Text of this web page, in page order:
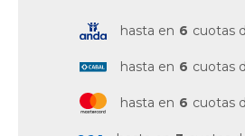
hasta en 6 cuotas
hasta en 6 cuotas
hasta en 6 cuotas